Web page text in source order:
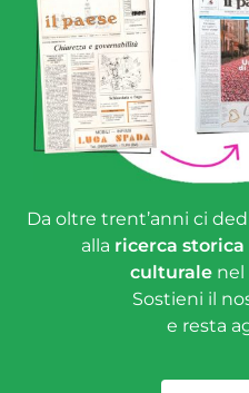
Da oltre trent’anni ci
alla ricerca storica
culturale nel
Sostieni il
e resta